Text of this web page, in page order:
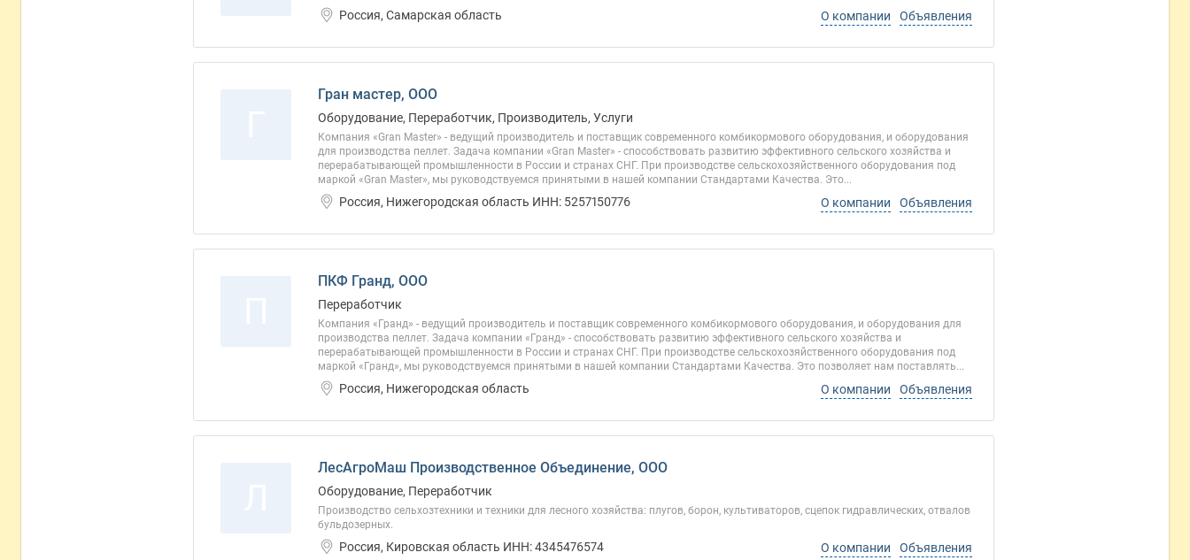
Россия, Самарская область О компании Объявления
Гран мастер, ООО
Оборудование, Переработчик, Производитель, Услуги
Компания «Gran Master» - ведущий производитель и поставщик современного комбикормового оборудования, и оборудования
для производства пеллет. Задача компании «Gran Master» - способствовать развитию эффективного сельского хозяйства и
перерабатывающей промышленности в России и странах СНГ. При производстве сельскохозяйственного оборудования под
маркой «Gran Master», мы руководствуемся принятыми в нашей компании Стандартами Качества. Это...
Россия, Нижегородская область ИНН: 5257150776 О компании Объявления
ПКФ Гранд, ООО
Переработчик
Компания «Гранд» - ведущий производитель и поставщик современного комбикормового оборудования, и оборудования для
производства пеллет. Задача компании «Гранд» - способствовать развитию эффективного сельского хозяйства и
перерабатывающей промышленности в России и странах СНГ. При производстве сельскохозяйственного оборудования под
маркой «Гранд», мы руководствуемся принятыми в нашей компании Стандартами Качества. Это позволяет нам поставлять...
Россия, Нижегородская область О компании Объявления
ЛесАгроМаш Производственное Объединение, ООО
Оборудование, Переработчик
Производство сельхозтехники и техники для лесного хозяйства: плугов, борон, культиваторов, сцепок гидравлических, отвалов
бульдозерных.
Россия, Кировская область ИНН: 4345476574 О компании Объявления